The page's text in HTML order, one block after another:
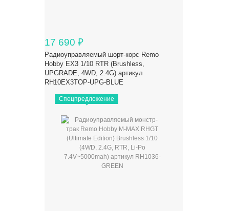
17 690 ₽
Радиоуправляемый шорт-корс Remo
Hobby EX3 1/10 RTR (Brushless,
UPGRADE, 4WD, 2.4G) артикул
RH10EX3TOP-UPG-BLUE
Спецпредложение